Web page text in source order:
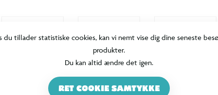
du tillader statistiske cookies, kan vi nemt vise dig dine seneste
produkter.
Du kan altid ændre det igen.
RET COOKIE SAMTYKKE